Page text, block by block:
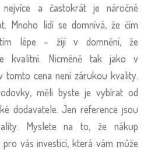
a častokrát je náročné
Mnoho lidí se domnívá, že čím
tím lépe – žijí v domnění, že
kvalitní. Nicméně tak jako v
tomto cena není zárukou kvality.
měli byste je vybírat od
dodavatele. Jen reference jsou
Myslete na to, že nákup
vás investicí, která vám může